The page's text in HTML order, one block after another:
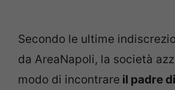
Secondo le ultime
da AreaNapoli, la società
modo di incontrare il padre